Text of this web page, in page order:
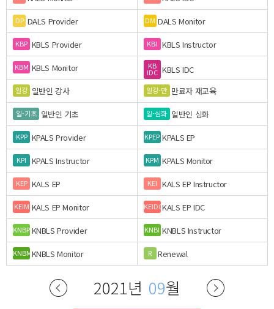
DP DALS Provider DM DALS Monitor
KBP KBLS Provider KBI KBLS Instructor
KBM KBLS Monitor KB
IDC KBLS IDC
일강 일반인 강사 일강-만 만료자 재교육
일-기초 일반인 기초 일-심화 일반인 심화
KPP KPALS Provider KPEP KPALS EP
KPI KPALS Instructor KPM KPALS Monitor
KEP KALS EP KEI KALS EP Instructor
KEIM KALS EP Monitor KEIDCKALS EP IDC
KNBPKNBLS Provider KNBI KNBLS Instructor
KNBMKNBLS Monitor R Renewal
2021년 09월